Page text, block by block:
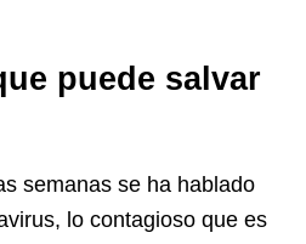
puede salvar
semanas se ha hablado
lo contagioso que es